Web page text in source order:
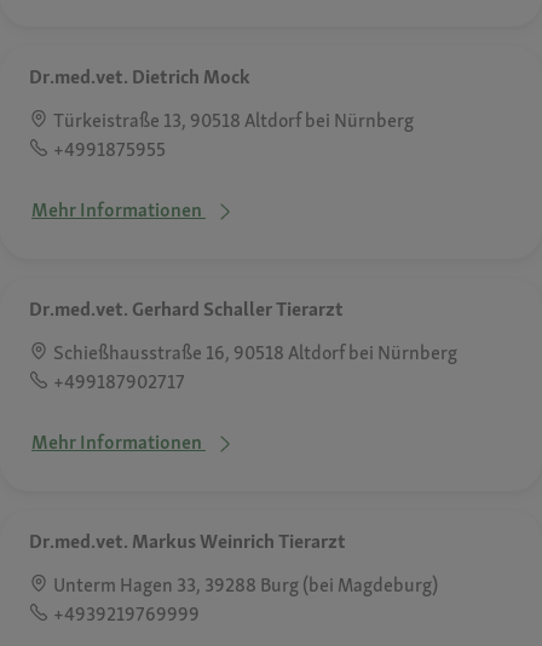
Dr.med.vet. Dietrich Mock
Türkeistraße 13, 90518 Altdorf bei Nürnberg
+4991875955
Mehr Informationen
Dr.med.vet. Gerhard Schaller Tierarzt
Schießhausstraße 16, 90518 Altdorf bei Nürnberg
+499187902717
Mehr Informationen
Dr.med.vet. Markus Weinrich Tierarzt
Unterm Hagen 33, 39288 Burg (bei Magdeburg)
+4939219769999